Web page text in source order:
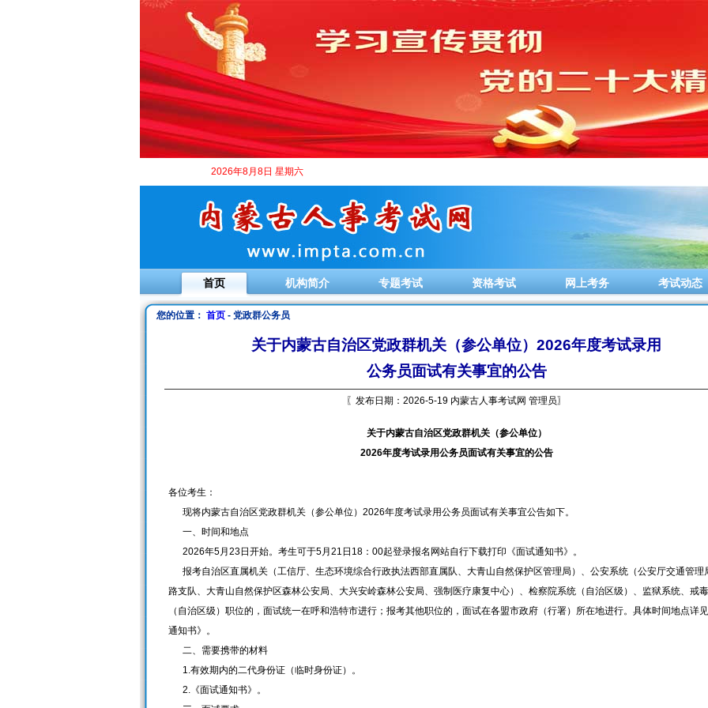
2026年8月8日 星期六
首页 机构简介 专题考试 资格考试 网上考务 考试动态
您的位置： 首页- 党政群公务员
关于内蒙古自治区党政群机关（参公单位）2026年度考试录用
公务员面试有关事宜的公告
〖发布日期：2026-5-19 内蒙古人事考试网 管理员〗
关于内蒙古自治区党政群机关（参公单位）
2026年度考试录用公务员面试有关事宜的公告
各位考生：
现将内蒙古自治区党政群机关（参公单位）2026年度考试录用公务员面试有关事宜公告如下。
一、时间和地点
2026年5月23日开始。考生可于5月21日18：00起登录报名网站自行下载打印《面试通知书》。
报考自治区直属机关（工信厅、生态环境综合行政执法西部直属队、大青山自然保护区管理局）、公安系统（公安厅交通管理
路支队、大青山自然保护区森林公安局、大兴安岭森林公安局、强制医疗康复中心）、检察院系统（自治区级）、监狱系统、戒
（自治区级）职位的，面试统一在呼和浩特市进行；报考其他职位的，面试在各盟市政府（行署）所在地进行。具体时间地点详
通知书》。
二、需要携带的材料
1.有效期内的二代身份证（临时身份证）。
2.《面试通知书》。